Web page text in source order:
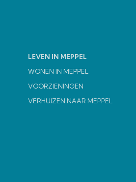
LEVEN IN MEPPEL
WONEN IN MEPPEL
VOORZIENINGEN
VERHUIZEN NAAR MEPPEL